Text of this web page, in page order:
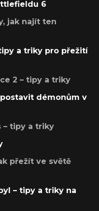
6
jak najít ten
a triky pro přežití
2 – tipy a triky
démonům v
– tipy a triky
přežít ve světě
– tipy a triky na